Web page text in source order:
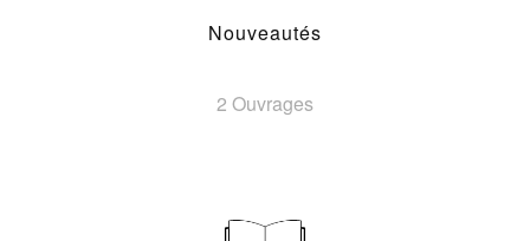
Nouveautés
2 Ouvrages